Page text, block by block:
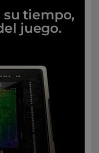
su tiempo,
juego.